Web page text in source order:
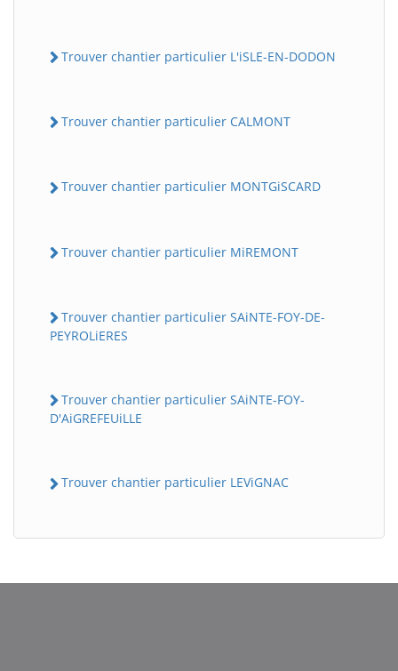
Trouver chantier particulier L'iSLE-EN-DODON
Trouver chantier particulier CALMONT
Trouver chantier particulier MONTGiSCARD
Trouver chantier particulier MiREMONT
Trouver chantier particulier SAiNTE-FOY-DE-
PEYROLiERES
Trouver chantier particulier SAiNTE-FOY-
D'AiGREFEUiLLE
Trouver chantier particulier LEViGNAC
B BatiWebPro